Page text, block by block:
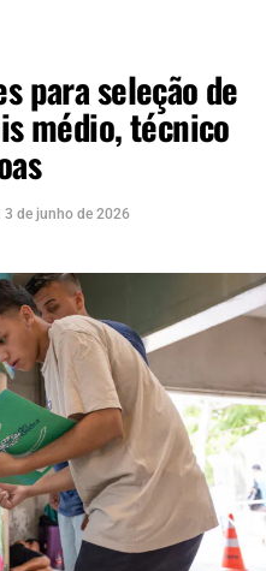
para seleção de
médio, técnico
3 de junho de 2026